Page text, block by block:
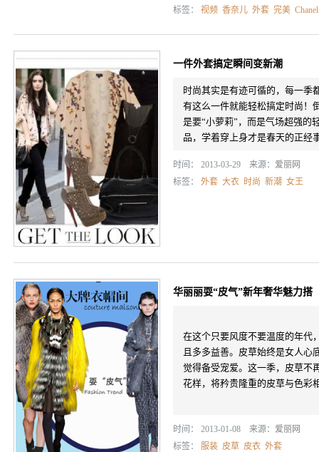
标签： 视频 香奈儿 外套 完美 Chanel
一件外套搞定瞬间变新潮
时尚其实是有迹可循的，每一季
有这么一件就能轻松搞定时尚！
是要“小萝莉”，而是气场超强的
品，学着穿上身才是春天的正经
时间： 2013-03-29 来源： 爱丽网
标签： 外套 大衣 时尚 新潮 女王
华丽丽耍“皮气”新年奢华魅力搭
在这个只要风度不要温度的年代
且多多益善。皮草始终是女人心
觉得备受宠爱。这一季，皮草不
花样，将矜贵隆重的皮草与色彩
时间： 2013-01-08 来源： 爱丽网
标签： 服装 皮草 皮衣 外套